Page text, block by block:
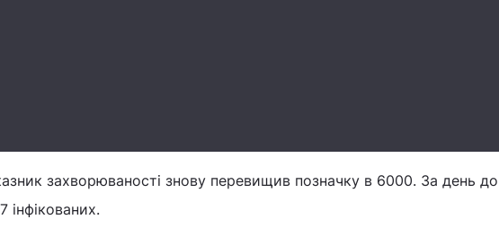
захворюваності знову перевищив позначку в 6000. За день
інфікованих.